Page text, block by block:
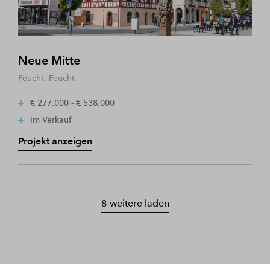
Neue Mitte
Feucht, Feucht
€ 277.000 - € 538.000
Im Verkauf
Projekt anzeigen
8 weitere laden